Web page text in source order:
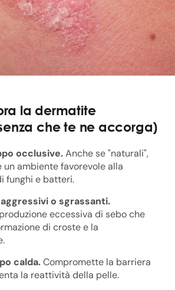
la dermatite
che te ne accorga)
occlusive.Anche se "naturali",
un ambiente favorevole alla
funghi e batteri.
o sgrassanti.
eccessiva di sebo che
di croste e la
calda.Compromette la barriera
la reattività della pelle.